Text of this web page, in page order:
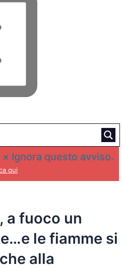
qui
× Ignora questo avviso.
a fuoco un
le fiamme si
alla